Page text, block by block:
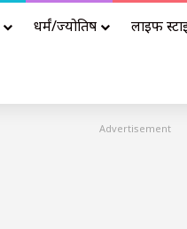
धर्मं/ज्योतिष लाइफ
Advertisement